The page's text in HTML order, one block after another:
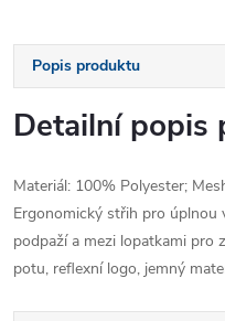
Popis produktu
Detailní popis
Materiál: 100% Polyester;
Ergonomický střih pro úplnou
podpaží a mezi lopatkami pro
potu, reflexní logo, jemný